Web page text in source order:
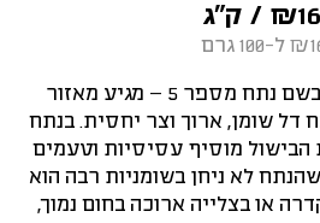
₪ / ק״ג
100 גרם
כתף בקר – מוּכר גם בשם נתח מספר 5 – מגיע מאזור
דל שומן, ארוך וצר יחסית. בנתח
הבישול מוסיף עסיסיות וטעמים
לא ניחן בשומניות רבה הוא
או בצלייה ארוכה בחום נמוך,